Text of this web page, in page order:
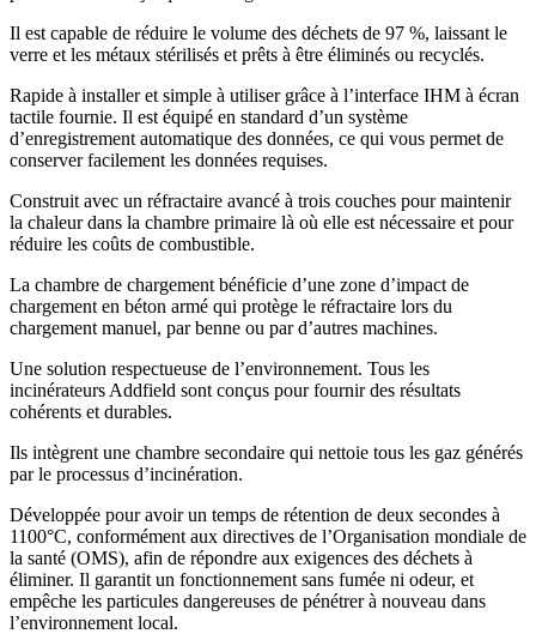
Il est capable de réduire le volume des déchets de 97 %, laissant le
verre et les métaux stérilisés et prêts à être éliminés ou recyclés.
Rapide à installer et simple à utiliser grâce à l’interface IHM à écran
tactile fournie. Il est équipé en standard d’un système
d’enregistrement automatique des données, ce qui vous permet de
conserver facilement les données requises.
Construit avec un réfractaire avancé à trois couches pour maintenir
la chaleur dans la chambre primaire là où elle est nécessaire et pour
réduire les coûts de combustible.
La chambre de chargement bénéficie d’une zone d’impact de
chargement en béton armé qui protège le réfractaire lors du
chargement manuel, par benne ou par d’autres machines.
Une solution respectueuse de l’environnement. Tous les
incinérateurs Addfield sont conçus pour fournir des résultats
cohérents et durables.
Ils intègrent une chambre secondaire qui nettoie tous les gaz générés
par le processus d’incinération.
Développée pour avoir un temps de rétention de deux secondes à
1100°C, conformément aux directives de l’Organisation mondiale de
la santé (OMS), afin de répondre aux exigences des déchets à
éliminer. Il garantit un fonctionnement sans fumée ni odeur, et
empêche les particules dangereuses de pénétrer à nouveau dans
l’environnement local.